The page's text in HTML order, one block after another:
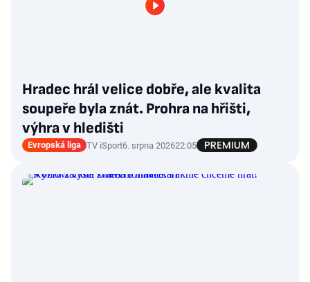
Hradec hrál velice dobře, ale kvalita
soupeře byla znát. Prohra na hřišti,
výhra v hledišti
Evropská liga TV iSport6. srpna 202622:05